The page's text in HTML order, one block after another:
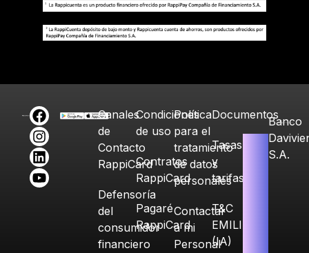
Canales
de
Contacto
RappiCard
Defensoría
del
consumidor
financiero
Condiciones
de uso
Contratos
RappiCard
Pagaré
RappiCard
Política
para el
tratamiento
de datos
personales
Contactar
a mi
Personal
Documentos
Tasas
y
tarifas
T&C
EMILIA
(IA)
Banco
S.A.